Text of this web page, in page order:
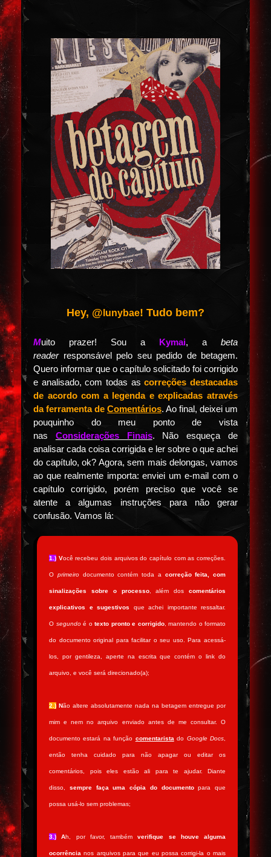
Hey, @ lunybae! Tudo bem?
Muito prazer! Sou a Kymai, a beta
readerresponsável pelo seu pedido de betagem.
Quero informar que o capítulo solicitado foi corrigido
e analisado, com todas ascorreções destacadas
de acordo com a legenda e explicadas através
da ferramenta de Comentários. Ao final, deixei um
pouquinho do meu ponto de vista
nas Considerações Finais. Não esqueça de
analisar cada coisa corrigida e ler sobre o que achei
do capítulo, ok? Agora, sem mais delongas, vamos
ao que realmente importa: enviei um e-mail com o
capítulo corrigido, porém preciso que você se
atente a algumas instruções para não gerar
confusão. Vamos lá:
1.) Você recebeu dois arquivos do capítulo com as correções.
O primeirodocumento contém toda a correção feita, com
sinalizações sobre o processo, além dos comentários
explicativos e sugestivos que achei importante ressaltar.
O segundoé o texto pronto e corrigido, mantendo o formato
do documento original para facilitar o seu uso. Para acessá-
los, por gentileza, aperte na escrita que contém o link do
arquivo, e você será direcionado(a);
2.) Não altere absolutamente nada na betagem entregue por
mim e nem no arquivo enviado antes de me consultar. O
documento estará na função comentarista do Google Docs
então tenha cuidado para não apagar ou editar os
comentários, pois eles estão ali para te ajudar. Diante
disso, sempre faça uma cópia do documentopara que
possa usá-lo sem problemas;
3.) Ah, por favor, tambémverifique se houve alguma
ocorrência nos arquivos para que eu possa corrigi-la o mais